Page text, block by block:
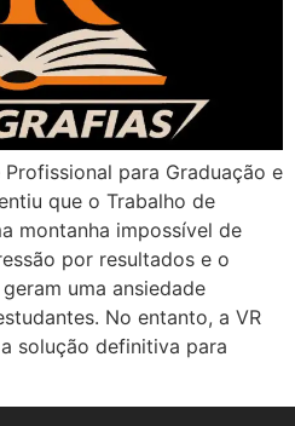
para Graduação e
que o Trabalho de
montanha impossível de
por resultados e o
uma ansiedade
No entanto, a VR
solução definitiva para